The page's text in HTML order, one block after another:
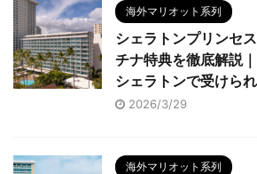
海外マリオット系列
シェラトンプリンセ
チナ特典を徹底解説
シェラトンで受けら
2026/3/29
海外マリオット系列